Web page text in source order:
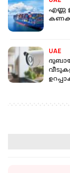
എണ്ണ
UAE